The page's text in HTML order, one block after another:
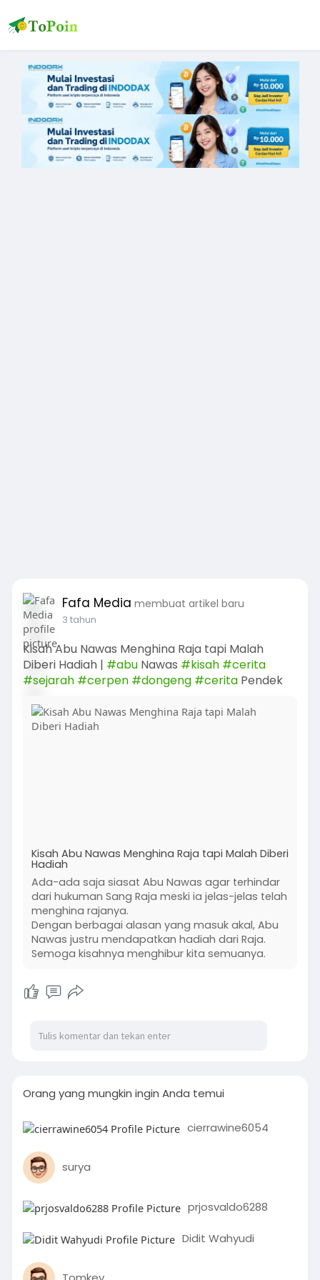
Fafa Media membuat artikel baru
3 tahun
Kisah Abu Nawas Menghina Raja tapi Malah
Diberi Hadiah | #abuNawas #kisah #cerita
#sejarah #cerpen #dongeng #ceritaPendek
Kisah Abu Nawas Menghina Raja tapi Malah Diberi
Hadiah
Ada-ada saja siasat Abu Nawas agar terhindar
dari hukuman Sang Raja meski ia jelas-jelas telah
menghina rajanya.
Dengan berbagai alasan yang masuk akal, Abu
Nawas justru mendapatkan hadiah dari Raja.
Semoga kisahnya menghibur kita semuanya.
Orang yang mungkin ingin Anda temui
cierrawine6054
surya
prjosvaldo6288
Didit Wahyudi